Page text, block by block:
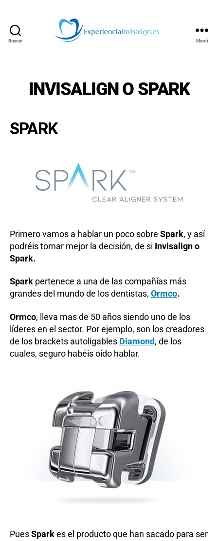
Buscar Menú
INVISALIGN O SPARK
SPARK
Primero vamos a hablar un poco sobre Spark, y así
podréis tomar mejor la decisión, de si Invisalign o
Spark.
Spark pertenece a una de las compañías más
grandes del mundo de los dentistas, Ormco.
Ormco, lleva mas de 50 años siendo uno de los
líderes en el sector. Por ejemplo, son los creadores
de los brackets autoligables Diamond, de los
cuales, seguro habéis oído hablar.
PuesSparkes el producto que han sacado para ser